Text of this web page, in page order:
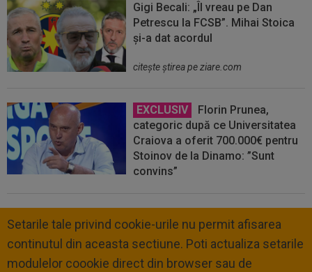
Gigi Becali: „Îl vreau pe Dan
Petrescu la FCSB”. Mihai Stoica
și-a dat acordul
citeşte ştirea pe ziare.com
EXCLUSIV
Florin Prunea,
categoric după ce Universitatea
Craiova a oferit 700.000€ pentru
Stoinov de la Dinamo: ”Sunt
convins”
Setarile tale privind cookie-urile nu permit afisarea
continutul din aceasta sectiune. Poti actualiza setarile
modulelor coookie direct din browser sau de